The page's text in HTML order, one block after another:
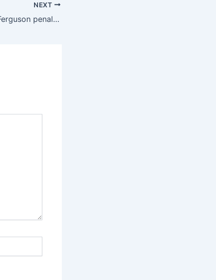
NEXT
Giggs žiadal gól, Ferguson penaltu, ale rozhodol Drogba